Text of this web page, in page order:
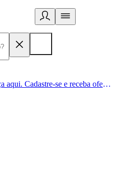
Um estilo de vida saudável começa aqui. Cadastre-se e receba ofertas exclusivas.